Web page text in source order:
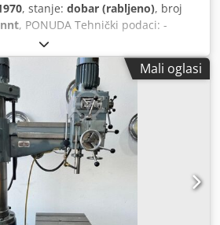
, stanje: dobar (rabljeno), broj
, PONUDA Tehnički podaci: -
ST 60 28 mm - Kapacitet
32 mm - Držač vretena za bušenje
vretena za bušenje 180 mm -
kontinuirano oko 140 - 1600
/ okretaja - grlo 290 mm - stol za
za bušenje 620 mm -
450 mm - podesiv po visini preko
- uređaj za rashladnu tekućinu -
kW - zahtjev za prostorom cca Š 750
cca 280 kg Credpfx
Mali oglasi